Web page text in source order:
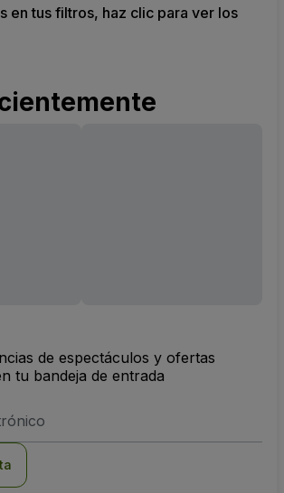
en tus filtros, haz clic para ver los
de espectáculos y ofertas
tu bandeja de entrada